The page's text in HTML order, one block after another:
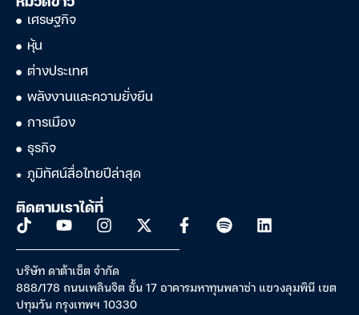
หมวดข่าว
เศรษฐกิจ
หุ้น
ต่างประเทศ
พลังงานและความยั่งยืน
การเมือง
ธุรกิจ
ภูมิทัศน์สื่อไทยปีล่าสุด
ติดตามเราได้ที่
บริษัท ดาต้าเซ็ต จำกัด
888/178 ถนนเพลินจิต ชั้น 17 อาคารมหาทุนพลาซ่า แขวงลุมพินี เขต
ปทุมวัน กรุงเทพฯ 10330